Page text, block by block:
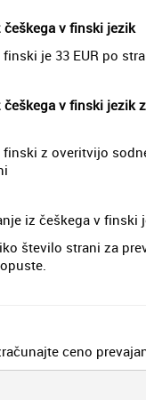
češkega v finski jezik
je 33 EUR po
češkega v finski jezik
finski z overitvijo
iz češkega v finski
število strani za
ceno